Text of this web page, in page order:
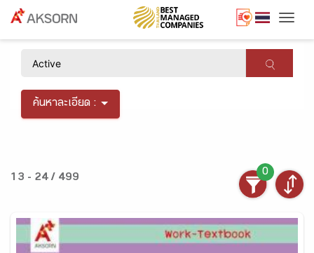
ค้นหาละเอียด :
13 - 24 / 499
0